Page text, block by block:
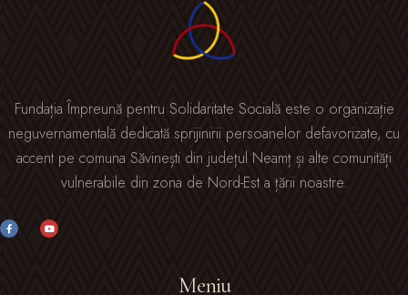
Fundația Împreună pentru Solidaritate Socială este o organizație
neguvernamentală dedicată sprijinirii persoanelor defavorizate, cu
accent pe comuna Săvinești din județul Neamț și alte comunități
vulnerabile din zona de Nord-Est a țării noastre.
Meniu